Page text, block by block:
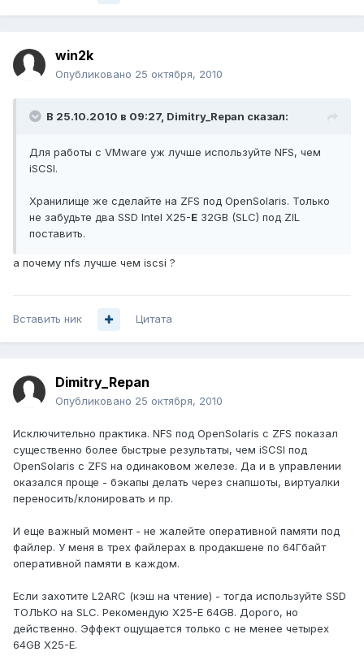
win2k
Опубликовано 25 октября, 2010
В 25.10.2010 в 09:27, Dimitry_Repan сказал:
Для работы c VMware уж лучше используйте NFS, чем
iSCSI.
Хранилище же сделайте на ZFS под OpenSolaris. Только
не забудьте два SSD Intel X25-E 32GB (SLC) под ZIL
поставить.
а почему nfs лучше чем iscsi ?
Вставить ник Цитата
Dimitry_Repan
Опубликовано 25 октября, 2010
Исключительно практика. NFS под OpenSolaris с ZFS показал
существенно более быстрые результаты, чем iSCSI под
OpenSolaris с ZFS на одинаковом железе. Да и в управлении
оказался проще - бэкапы делать через снапшоты, виртуалки
переносить/клонировать и пр.
И еще важный момент - не жалейте оперативной памяти под
файлер. У меня в трех файлерах в продакшене по 64Гбайт
оперативной памяти в каждом.
Если захотите L2ARC (кэш на чтение) - тогда используйте SSD
ТОЛЬКО на SLC. Рекомендую X25-E 64GB. Дорого, но
действенно. Эффект ощущается только с не менее четырех
64GB X25-E.